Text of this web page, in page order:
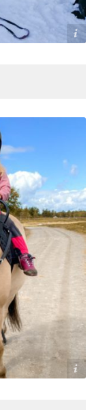
Lars Storheim
Naturpark